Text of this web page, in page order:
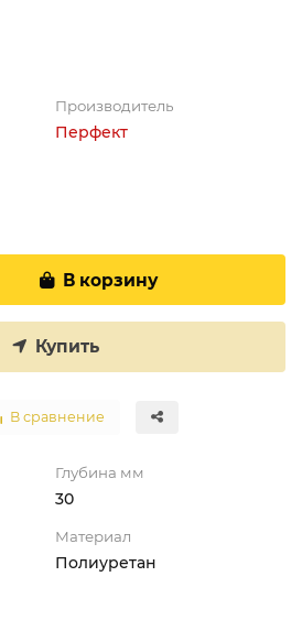
Производитель
Перфект
В корзину
Купить
В сравнение
Глубина мм
30
Материал
Полиуретан